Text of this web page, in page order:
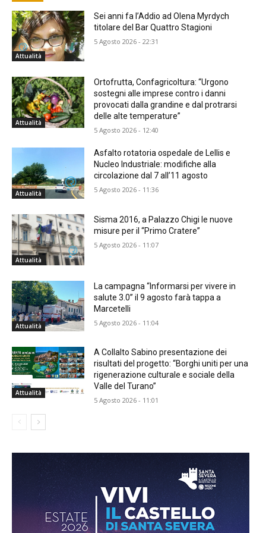
Attualità
Sei anni fa l’Addio ad Olena Myrdych
titolare del Bar Quattro Stagioni
5 Agosto 2026 - 22:31
Attualità
Ortofrutta, Confagricoltura: “Urgono
sostegni alle imprese contro i danni
provocati dalla grandine e dal protrarsi
delle alte temperature”
5 Agosto 2026 - 12:40
Attualità
Asfalto rotatoria ospedale de Lellis e
Nucleo Industriale: modifiche alla
circolazione dal 7 all’11 agosto
5 Agosto 2026 - 11:36
Attualità
Sisma 2016, a Palazzo Chigi le nuove
misure per il “Primo Cratere”
5 Agosto 2026 - 11:07
Attualità
La campagna “Informarsi per vivere in
salute 3.0” il 9 agosto farà tappa a
Marcetelli
5 Agosto 2026 - 11:04
Attualità
A Collalto Sabino presentazione dei
risultati del progetto: “Borghi uniti per una
rigenerazione culturale e sociale della
Valle del Turano”
5 Agosto 2026 - 11:01